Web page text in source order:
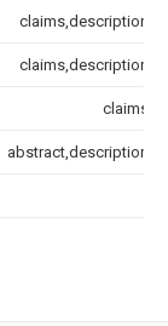
claims,description
claims,description
claims
abstract,description